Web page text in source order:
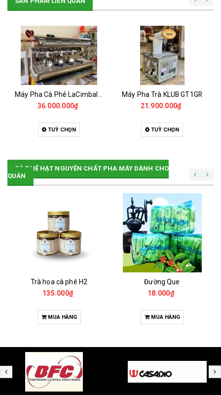
36.000.000₫
TUỲ CHỌN
Máy Pha Trà KLUB GT1GR
21.900.000₫
TUỲ CHỌN
CÀ PHÊ HẠT NGUYÊN CHẤT PHA MÁY DÀNH CHO
QUÁN
Trà hoa cà phê H2
135.000₫
MUA HÀNG
Đường Que
18.000₫
MUA HÀNG